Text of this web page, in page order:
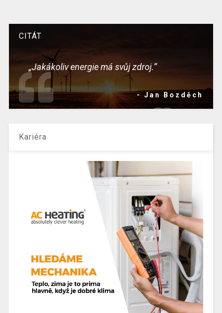
CITÁT
„Jakákoliv energie má svůj zdroj.“
- Jan Bozděch
Kariéra